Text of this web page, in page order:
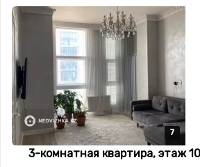
7
7
7
7
7
3-комнатная квартира, этаж